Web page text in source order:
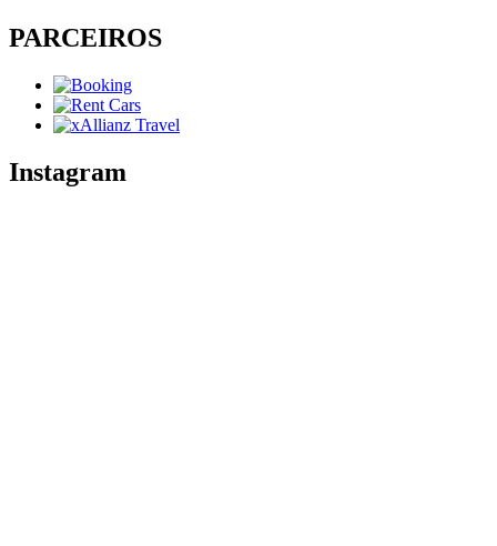
PARCEIROS
Instagram